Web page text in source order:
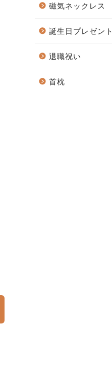
磁気ネックレス
誕生日プレゼント
退職祝い
首枕